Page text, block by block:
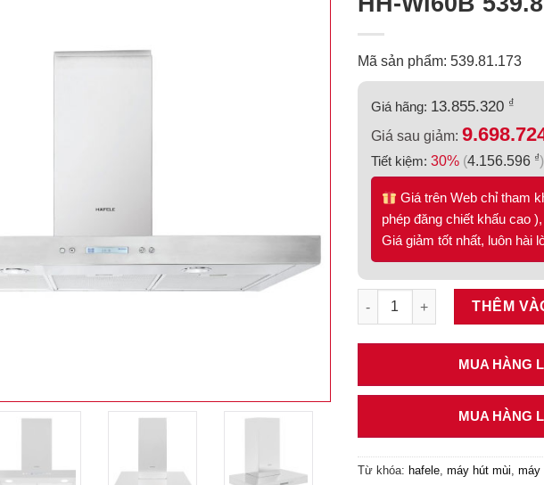
Mã sản phẩm: 539.81.173
Giá hãng: 13.855.320 ₫
Giá sau giảm:
Tiết kiệm: 30% (4.156.596 ₫)
Giá trên Web chỉ tham
phép đăng chiết khấu cao
Giá giảm tốt nhất, luôn hài
Máy hút mùi gắn tường 60cm
THÊM
MUA HÀNG
MUA HÀNG
Từ khóa: hafele máy hút mùi máy